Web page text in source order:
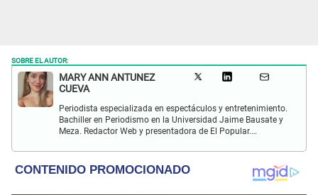
SOBRE EL AUTOR:
MARY ANN ANTUNEZ
CUEVA
Periodista especializada en espectáculos y entretenimiento.
Bachiller en Periodismo en la Universidad Jaime Bausate y
Meza. Redactor Web y presentadora de El Popular.
y espectáculos internacional.